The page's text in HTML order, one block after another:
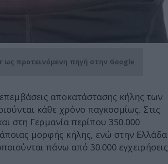
προτεινόμενη πηγή στην Google
αποκατάστασης κήλης των
κάθε χρόνο παγκοσμίως. Στις
στη Γερμανία περίπου 350.000
μορφής κήλης, ενώ στην Ελλάδα
πάνω από 30.000 εγχειρήσεις